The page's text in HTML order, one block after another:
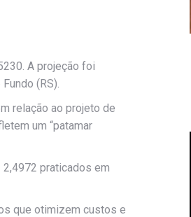
A projeção foi
(RS).
relação ao projeto de
um “patamar
2,4972 praticados em
que otimizem custos e